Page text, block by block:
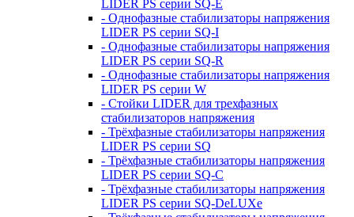
LIDER PS серии SQ-E
- Однофазные стабилизаторы напряжения
LIDER PS серии SQ-I
- Однофазные стабилизаторы напряжения
LIDER PS серии SQ-R
- Однофазные стабилизаторы напряжения
LIDER PS серии W
- Стойки LIDER для трехфазных
стабилизаторов напряжения
- Трёхфазные стабилизаторы напряжения
LIDER PS серии SQ
- Трёхфазные стабилизаторы напряжения
LIDER PS серии SQ-C
- Трёхфазные стабилизаторы напряжения
LIDER PS серии SQ-DeLUXe